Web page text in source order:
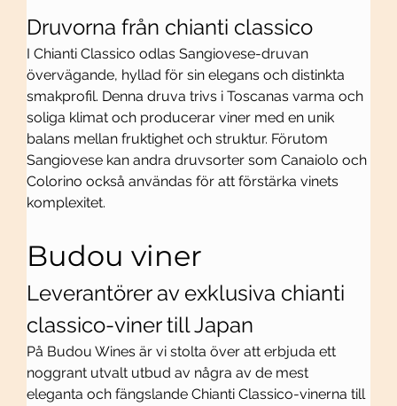
Druvorna från chianti classico
I Chianti Classico odlas Sangiovese-druvan
övervägande, hyllad för sin elegans och distinkta
smakprofil. Denna druva trivs i Toscanas varma och
soliga klimat och producerar viner med en unik
balans mellan fruktighet och struktur. Förutom
Sangiovese kan andra druvsorter som Canaiolo och
Colorino också användas för att förstärka vinets
komplexitet.
Budou viner
Leverantörer av exklusiva chianti
classico-viner till Japan
På Budou Wines är vi stolta över att erbjuda ett
noggrant utvalt utbud av några av de mest
eleganta och fängslande Chianti Classico-vinerna till